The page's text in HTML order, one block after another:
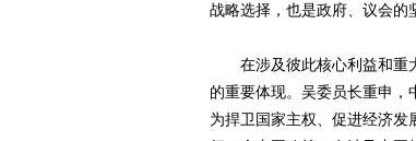
战略选择，也是政府、议会的
在涉及彼此核心利益和重大
的重要体现。吴委员长重申
为捍卫国家主权、促进经济